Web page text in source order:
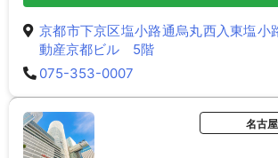
京都市下京区塩小路通烏丸西入東塩
動産京都ビル 5階
075-353-0007
名古